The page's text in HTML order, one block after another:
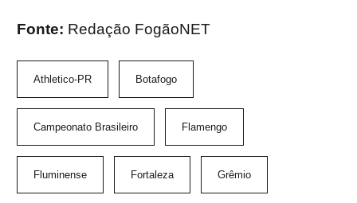
Fonte: Redação FogãoNET
Athletico-PR Botafogo
Campeonato Brasileiro Flamengo
Fluminense Fortaleza Grêmio